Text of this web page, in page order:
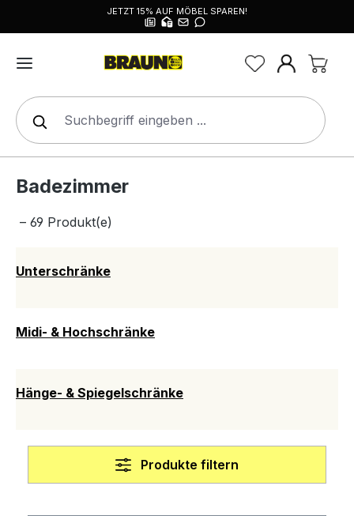
JETZT 15% AUF MÖBEL SPAREN!
Badezimmer
– 69 Produkt(e)
Unterschränke
Midi- & Hochschränke
Hänge- & Spiegelschränke
Produkte filtern